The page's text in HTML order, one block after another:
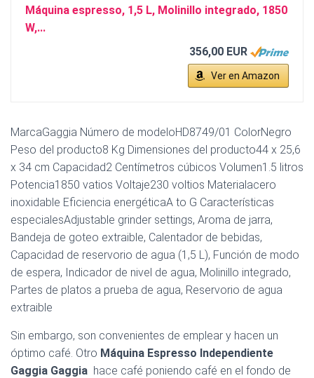
Máquina espresso, 1,5 L, Molinillo integrado, 1850
W,...
356,00 EUR
Ver en Amazon
MarcaGaggia Número de modeloHD8749/01 ColorNegro
Peso del producto8 Kg Dimensiones del producto44 x 25,6
x 34 cm Capacidad2 Centímetros cúbicos Volumen1.5 litros
Potencia1850 vatios Voltaje230 voltios Materialacero
inoxidable Eficiencia energéticaA to G Características
especialesAdjustable grinder settings, Aroma de jarra,
Bandeja de goteo extraible, Calentador de bebidas,
Capacidad de reservorio de agua (1,5 L), Función de modo
de espera, Indicador de nivel de agua, Molinillo integrado,
Partes de platos a prueba de agua, Reservorio de agua
extraible
Sin embargo, son convenientes de emplear y hacen un
óptimo café. Otro Máquina Espresso Independiente
Gaggia Gaggia hace café poniendo café en el fondo de